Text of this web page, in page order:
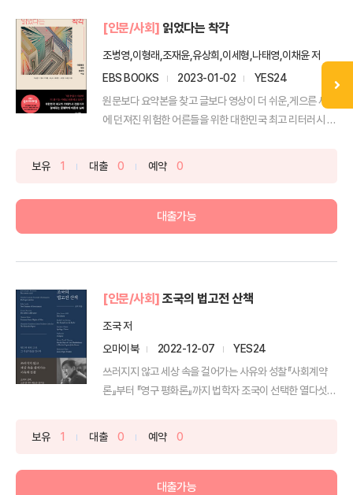
[인문/사회] 읽었다는 착각
조병영,이형래,조재윤,유상희,이세형,나태영,이채윤 저
EBS BOOKS
2023-01-02
YES24
원문보다 요약본을 찾고 글보다 영상이 더 쉬운,게으른 세상
에 던져진 위험한 어른들을 위한 대한민국 최고 리터러시 전
보유 1 대출 0 예약 0
대출가능
[인문/사회] 조국의 법고전 산책
조국 저
오마이북
2022-12-07
YES24
쓰러지지 않고 세상 속을 걸어가는 사유와 성찰『사회계약
론』부터 『영구 평화론』까지 법학자 조국이 선택한 열다섯
보유 1 대출 0 예약 0
대출가능